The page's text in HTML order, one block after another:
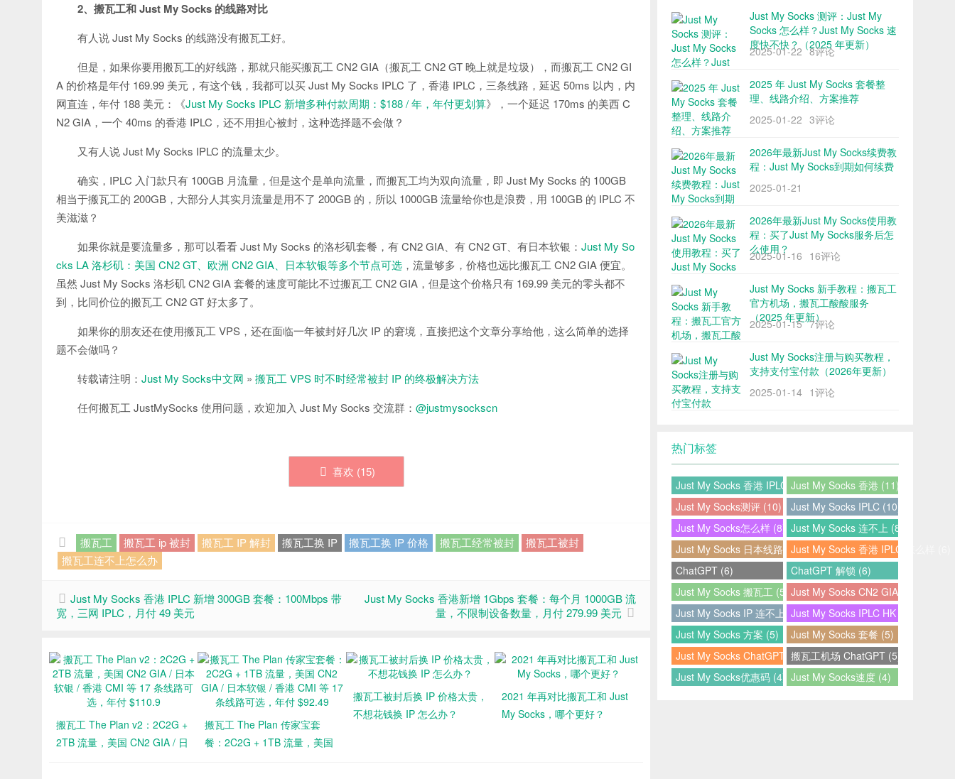
2、搬瓦工和 Just My Socks 的线路对比
有人说 Just My Socks 的线路没有搬瓦工好。
但是，如果你要用搬瓦工的好线路，那就只能买搬瓦工 CN2 GIA（搬瓦工 CN2 GT 晚上就是垃圾），而搬瓦工 CN2 GI
A 的价格是年付 169.99 美元，有这个钱，我都可以买 Just My Socks IPLC 了，香港 IPLC，三条线路，延迟 50ms 以内，内
网直连，年付 188 美元：《Just My Socks IPLC 新增多种付款周期：$188 / 年，年付更划算》，一个延迟 170ms 的美西 C
N2 GIA，一个 40ms 的香港 IPLC，还不用担心被封，这种选择题不会做？
又有人说 Just My Socks IPLC 的流量太少。
确实，IPLC 入门款只有 100GB 月流量，但是这个是单向流量，而搬瓦工均为双向流量，即 Just My Socks 的 100GB
相当于搬瓦工的 200GB，大部分人其实月流量是用不了 200GB 的，所以 1000GB 流量给你也是浪费，用 100GB 的 IPLC 不
美滋滋？
如果你就是要流量多，那可以看看 Just My Socks 的洛杉矶套餐，有 CN2 GIA、有 CN2 GT、有日本软银： Just My So
cks LA 洛杉矶：美国 CN2 GT、欧洲 CN2 GIA、日本软银等多个节点可选 ，流量够多，价格也远比搬瓦工 CN2 GIA 便宜。
虽然 Just My Socks 洛杉矶 CN2 GIA 套餐的速度可能比不过搬瓦工 CN2 GIA，但是这个价格只有 169.99 美元的零头都不
到，比同价位的搬瓦工 CN2 GT 好太多了。
如果你的朋友还在使用搬瓦工 VPS，还在面临一年被封好几次 IP 的窘境，直接把这个文章分享给他，这么简单的选择
题不会做吗？
转载请注明： Just My Socks中文网 » 搬瓦工 VPS 时不时经常被封 IP 的终极解决方法
任何搬瓦工 JustMySocks 使用问题，欢迎加入 Just My Socks 交流群： @justmysockscn
喜欢 (15)
搬瓦工 搬瓦工 ip 被封 搬瓦工 IP 解封 搬瓦工换 IP 搬瓦工换 IP 价格 搬瓦工经常被封
搬瓦工被封
搬瓦工连不上怎么办
Just My Socks 香港 IPLC 新增 300GB 套餐：100Mbps 带
宽，三网 IPLC，月付 49 美元
Just My Socks 香港新增 1Gbps 套餐：每个月 1000GB 流
量，不限制设备数量，月付 279.99 美元
搬瓦工 The Plan v2：2C2G +
2TB 流量，美国 CN2 GIA / 日
搬瓦工 The Plan 传家宝套
餐：2C2G + 1TB 流量，美国
搬瓦工被封后换 IP 价格太贵，
不想花钱换 IP 怎么办？
2021 年再对比搬瓦工和 Just
My Socks，哪个更好？
Just My Socks 测评：Just My
Socks 怎么样？Just My Socks 速
度快不快？（2025 年更新）
2025-01-22 8评论
2025 年 Just My Socks 套餐整
理、线路介绍、方案推荐
2025-01-22 3评论
2026年最新Just My Socks续费教
程：Just My Socks到期如何续费
2025-01-21
2026年最新Just My Socks使用教
程：买了Just My Socks服务后怎
么使用？
2025-01-16 16评论
Just My Socks 新手教程：搬瓦工
官方机场，搬瓦工酸酸服务
（2025 年更新）
2025-01-15 7评论
Just My Socks注册与购买教程，
支持支付宝付款（2026年更新）
2025-01-14 1评论
热门标签
Just My Socks 香港 IPLC (12)Just My Socks 香港 (11)
Just My Socks测评 (10)
Just My Socks IPLC (10)
Just My Socks怎么样 (8) Just My Socks 连不上 (8)
Just My Socks 日本线路 (7)Just My Socks 香港 IPLC 怎么样 (6)
ChatGPT (6)
ChatGPT 解锁 (6)
Just My Socks 搬瓦工 (5) Just My Socks CN2 GIA (5)
Just My Socks IP 连不上 (5)Just My Socks IPLC HK (5)
Just My Socks 方案 (5)
Just My Socks 套餐 (5)
Just My Socks ChatGPT (5)搬瓦工机场 ChatGPT (5)
Just My Socks优惠码 (4) Just My Socks速度 (4)